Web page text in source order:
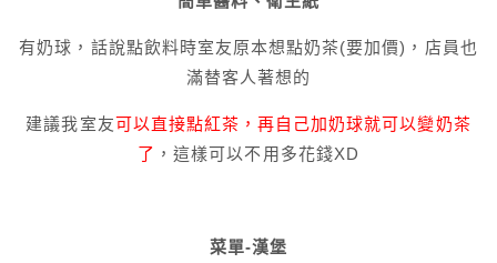
有奶球，話說點飲料時室友原本想點奶茶(要加價)，店員也
滿替客人著想的
建議我室友可以直接點紅茶，再自己加奶球就可以變奶茶
了 ，這樣可以不用多花錢XD
菜單-漢堡